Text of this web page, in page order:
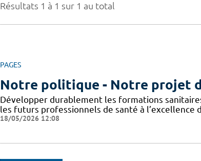
Résultats 1 à 1 sur 1 au total
PAGES
Notre politique - Notre projet
Développer durablement les formations
les futurs professionnels de santé à l’excellence
18/05/2026 12:08